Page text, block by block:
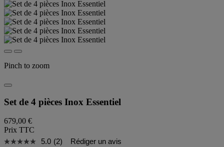
Pinch to zoom
Set de 4 pièces Inox Essentiel
679,00 €
Prix TTC
5.0 (2) Rédiger un avis